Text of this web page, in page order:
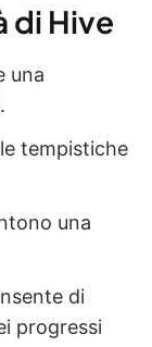
di Hive
una
tempistiche
una
di
progressi